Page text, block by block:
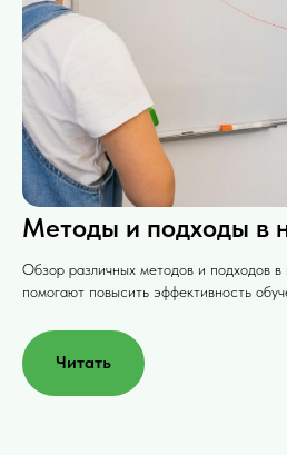
Методы и подходы в
Обзор различных методов и подходов в
помогают повысить эффективность
Читать